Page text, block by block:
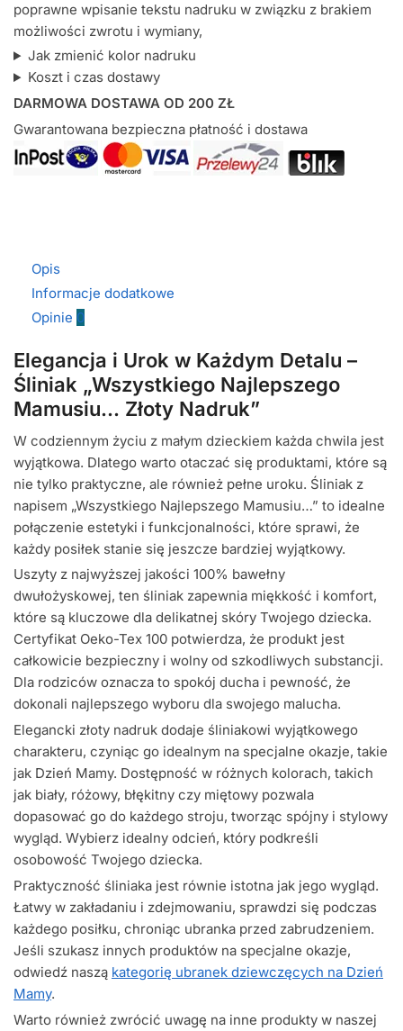
poprawne wpisanie tekstu nadruku w związku z brakiem
możliwości zwrotu i wymiany,
Jak zmienić kolor nadruku
Koszt i czas dostawy
DARMOWA DOSTAWA OD 200 ZŁ
Gwarantowana bezpieczna płatność i dostawa
Opis
Informacje dodatkowe
Opinie 0
Elegancja i Urok w Każdym Detalu –
Śliniak „Wszystkiego Najlepszego
Mamusiu… Złoty Nadruk”
W codziennym życiu z małym dzieckiem każda chwila jest
wyjątkowa. Dlatego warto otaczać się produktami, które są
nie tylko praktyczne, ale również pełne uroku. Śliniak z
napisem „Wszystkiego Najlepszego Mamusiu…” to idealne
połączenie estetyki i funkcjonalności, które sprawi, że
każdy posiłek stanie się jeszcze bardziej wyjątkowy.
Uszyty z najwyższej jakości 100% bawełny
dwułożyskowej, ten śliniak zapewnia miękkość i komfort,
które są kluczowe dla delikatnej skóry Twojego dziecka.
Certyfikat Oeko-Tex 100 potwierdza, że produkt jest
całkowicie bezpieczny i wolny od szkodliwych substancji.
Dla rodziców oznacza to spokój ducha i pewność, że
dokonali najlepszego wyboru dla swojego malucha.
Elegancki złoty nadruk dodaje śliniakowi wyjątkowego
charakteru, czyniąc go idealnym na specjalne okazje, takie
jak Dzień Mamy. Dostępność w różnych kolorach, takich
jak biały, różowy, błękitny czy miętowy pozwala
dopasować go do każdego stroju, tworząc spójny i stylowy
wygląd. Wybierz idealny odcień, który podkreśli
osobowość Twojego dziecka.
Praktyczność śliniaka jest równie istotna jak jego wygląd.
Łatwy w zakładaniu i zdejmowaniu, sprawdzi się podczas
każdego posiłku, chroniąc ubranka przed zabrudzeniem.
Jeśli szukasz innych produktów na specjalne okazje,
odwiedź naszą kategorię ubranek dziewczęcych na Dzień
Mamy.
Warto również zwrócić uwagę na inne produkty w naszej